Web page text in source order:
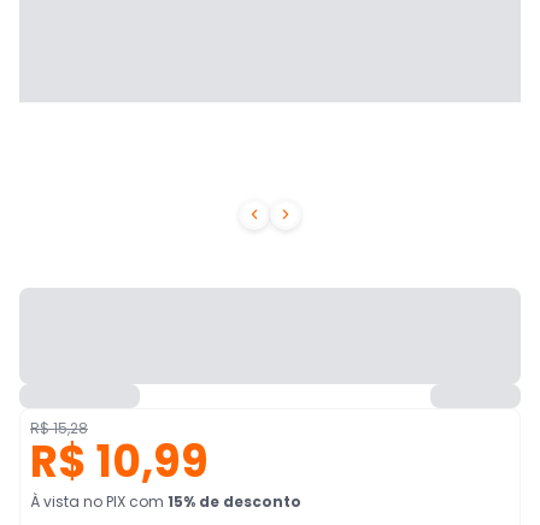
 
R$ 15,28
R$ 10,99
À vista no PIX com 15% de desconto